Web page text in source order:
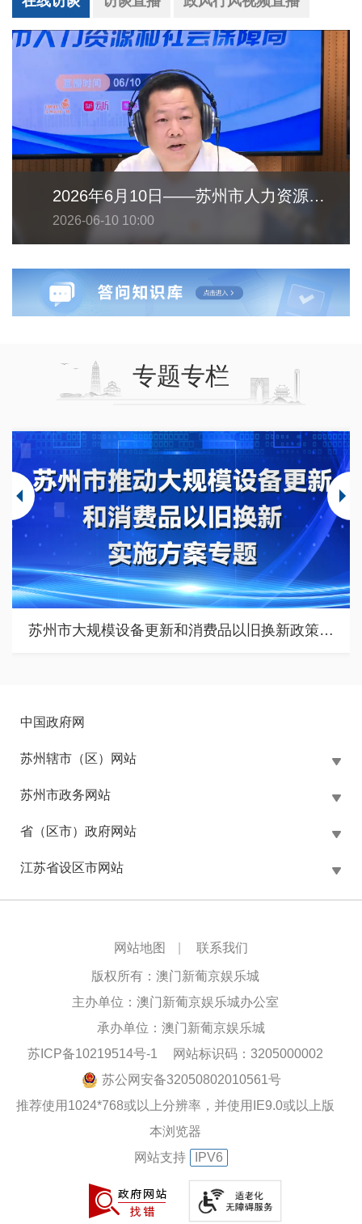
2026年6月10日——苏州市人力资源和社会保障局
2026-06-10 10:00
专题专栏
苏州市大规模设备更新和消费品以旧换新政策专题
中国政府网
苏州辖市（区）网站
苏州市政务网站
省（区市）政府网站
江苏省设区市网站
网站地图 联系我们
版权所有：澳门新葡京娱乐城
主办单位：澳门新葡京娱乐城办公室
承办单位：澳门新葡京娱乐城
苏ICP备10219514号-1
网站标识码：3205000002
苏公网安备32050802010561号
推荐使用1024*768或以上分辨率，并使用IE9.0或以上版
本浏览器
网站支持
IPV6